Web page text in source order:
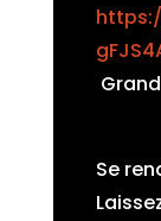
Se